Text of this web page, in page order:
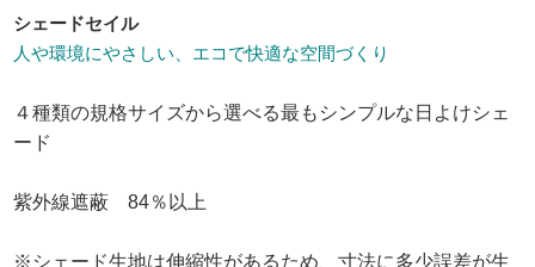
シェードセイル
人や環境にやさしい、エコで快適な空間づくり
４種類の規格サイズから選べる最もシンプルな日よけシェ
ード
紫外線遮蔽 84％以上
※シェード生地は伸縮性があるため、寸法に多少誤差が生